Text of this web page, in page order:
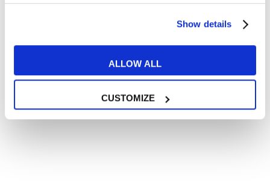
Show details
ALLOW ALL
CUSTOMIZE